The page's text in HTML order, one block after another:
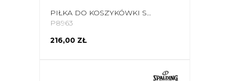
PIŁKA DO KOSZYKÓWKI SPALDING NEVERFLAT MAX 76669Z
P8963
216,00 ZŁ